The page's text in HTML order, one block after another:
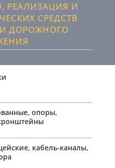
РЕАЛИЗАЦИЯ И
СРЕДСТВ
ДОРОЖНОГО
опоры,
кабель-каналы,